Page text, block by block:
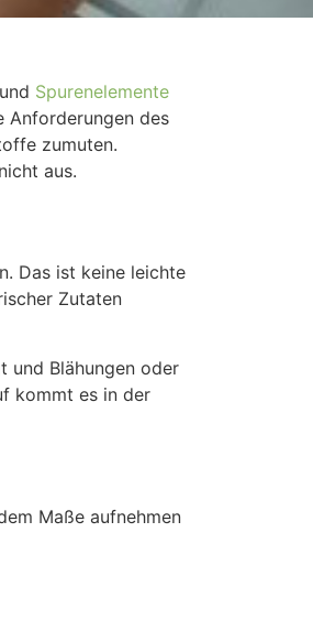
und Spurenelemente
Anforderungen des
zumuten.
aus.
Das ist keine leichte
Zutaten
und Blähungen oder
kommt es in der
Maße aufnehmen